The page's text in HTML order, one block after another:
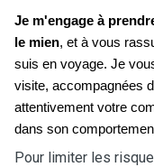
Je m'engage à
le mien, et à vous
suis en voyage. Je
visite, accompagnées
attentivement votre
dans son
Pour limiter les